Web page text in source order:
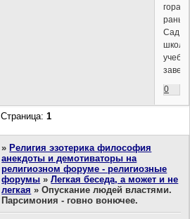
Сад,
школа,
0
Страница:1
» Религия эзотерика философия
анекдоты и демотиваторы на
религиозном форуме - религиозные
форумы »Легкая беседа, а может и не
легкая »Опускание людей властями.
Парсимония - говно вонючее.